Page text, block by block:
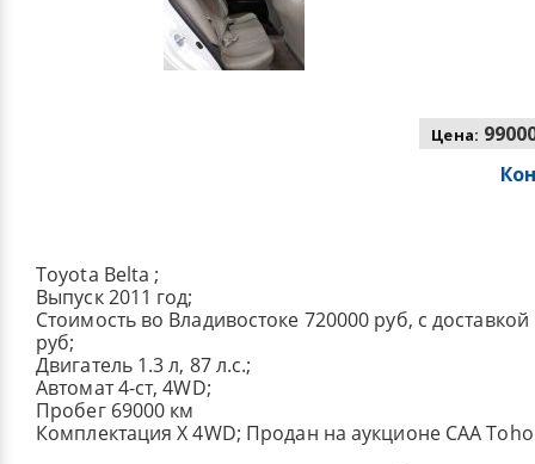
Цена:
Toyota Belta ;
Выпуск 2011 год;
Стоимость во Владивостоке 720000 руб, с
руб;
Двигатель 1.3 л, 87 л.с.;
Автомат 4-ст, 4WD;
Пробег 69000 км
Комплектация X 4WD; Продан на аукционе CAA